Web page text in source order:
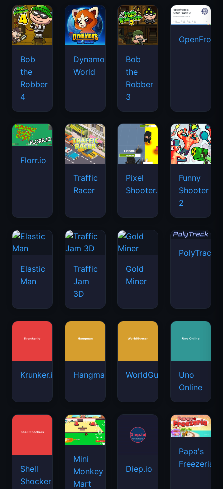
Bob
the
Robber
4
Dynamons
World
Bob
the
Robber
3
Florr.io
Traffic
Racer
Pixel
Shooter.IO
Funny
Shooter
2
Elastic
Man
Traffic
Jam
3D
Gold
Miner
PolyTrack
Krunker.io Hangman WorldGuessr
Uno
Online
Shell
Shockers
Mini
Monkey
Mart
Diep.io
Papa's
Freezeria